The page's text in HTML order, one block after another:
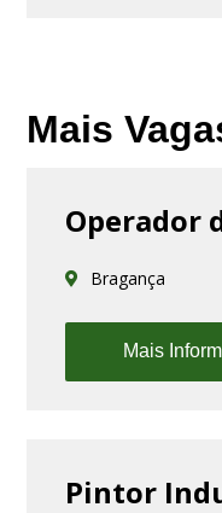
Mais
Operador
Bragança
Mais
Pintor